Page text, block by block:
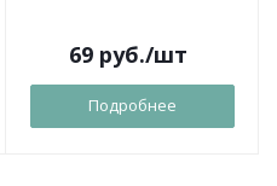
69 руб./шт
Подробнее